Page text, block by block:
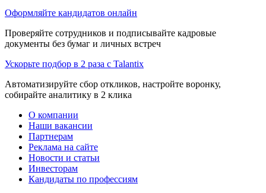
Оформляйте кандидатов онлайн
Проверяйте сотрудников и подписывайте кадровые
документы без бумаг и личных встреч
Ускорьте подбор в 2 раза с Talantix
Автоматизируйте сбор откликов, настройте воронку,
собирайте аналитику в 2 клика
О компании
Наши вакансии
Партнерам
Реклама на сайте
Новости и статьи
Инвесторам
Кандидаты по профессиям